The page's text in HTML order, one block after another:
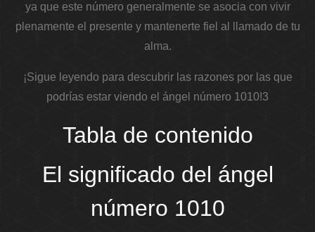
ya que este número generalmente se asocia con vivir
plenamente el presente y mantenerte fiel al llamado de tu
alma.
¡Sigue leyendo para descubrir las razones por las que
podrías estar viendo el ángel número 1010!3
Tabla de contenido
El significado del ángel
número 1010